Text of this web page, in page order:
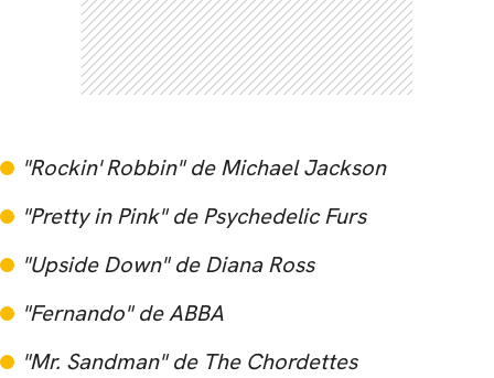
"Rockin' Robbin" de Michael Jackson
"Pretty in Pink" de Psychedelic Furs
"Upside Down" de Diana Ross
"Fernando" de ABBA
"Mr. Sandman" de The Chordettes